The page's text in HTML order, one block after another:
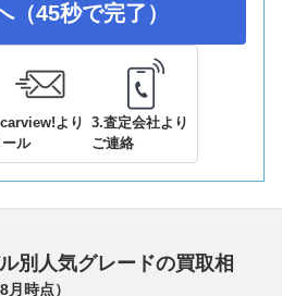
（45秒で完了）
より
ール
3.査定会社より
ご連絡
別人気グレードの買取相
月 時点）